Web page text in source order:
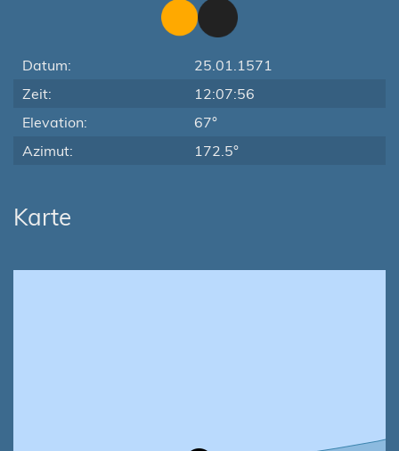
Datum:
25.01.1571
Zeit:
12:07:56
Elevation:
67°
Azimut:
172.5°
Karte